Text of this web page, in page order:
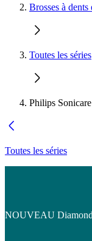
Brosses à dents
Toutes les séries
Philips
Toutes les séries
NOUVEAU